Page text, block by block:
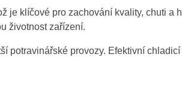
je klíčové pro zachování kvality, chuti a
životnost zařízení.
potravinářské provozy. Efektivní